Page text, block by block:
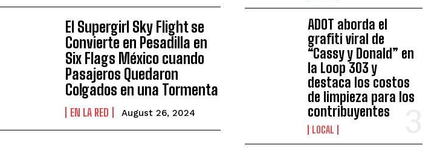
El Supergirl Sky Flight se
Convierte en Pesadilla en
Six Flags México cuando
Pasajeros Quedaron
Colgados en una Tormenta
EN LA RED August 26, 2024
ADOT aborda el
grafiti viral de
“Cassy y Donald” en
la Loop 303 y
destaca los costos
de limpieza para los
contribuyentes
LOCAL